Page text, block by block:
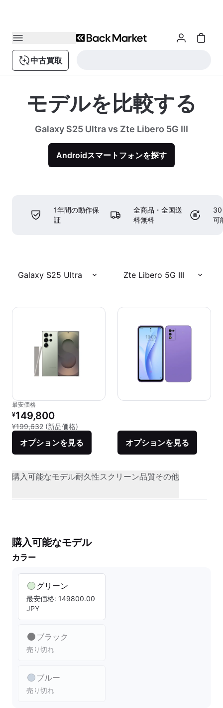
中古買取
モデルを比較する
Galaxy S25 Ultra vs Zte Libero 5G III
Androidスマートフォンを探す
1年間の動作保
証
全商品・全国送
料無料
30
可
Galaxy S25 Ultra Zte Libero 5G III
最安価格
リファービッシュ品の価格：
¥149,800
¥199,632 (新品価格)
オプションを見る オプションを見る
購入可能なモデル耐久性スクリーン品質その他
購入可能なモデル
カラー
グリーン
最安価格: 149800.00
JPY
ブラック
売り切れ
ブルー
売り切れ